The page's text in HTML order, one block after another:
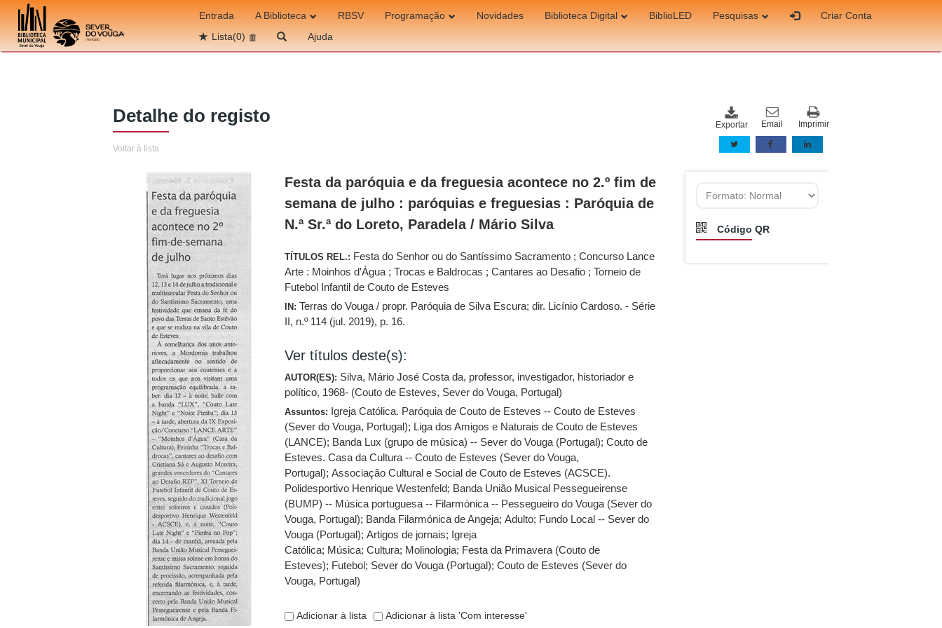
Ir para o conteúdo
Entrada A Biblioteca RBSV Programação Novidades Biblioteca Digital BiblioLED Pesquisas
Criar Conta
Lista(0) Ajuda
Detalhe do registo Imprimir
Email
Exportar
Voltar à lista
Festa da paróquia e da freguesia acontece no 2.º fim de
semana de julho : paróquias e freguesias : Paróquia de
N.ª Sr.ª do Loreto, Paradela / Mário Silva
TÍTULOS REL.: Festa do Senhor ou do Santíssimo Sacramento ; Concurso Lance
Arte : Moinhos d'Água ; Trocas e Baldrocas ; Cantares ao Desafio ; Torneio de
Futebol Infantil de Couto de Esteves
IN: Terras do Vouga / propr. Paróquia de Silva Escura; dir. Licínio Cardoso. - Série
II, n.º 114 (jul. 2019), p. 16.
Ver títulos deste(s):
AUTOR(ES): Silva, Mário José Costa da, professor, investigador, historiador e
político, 1968- (Couto de Esteves, Sever do Vouga, Portugal)
Assuntos: Igreja Católica. Paróquia de Couto de Esteves -- Couto de Esteves
(Sever do Vouga, Portugal); Liga dos Amigos e Naturais de Couto de Esteves
(LANCE); Banda Lux (grupo de música) -- Sever do Vouga (Portugal);Couto de
Esteves. Casa da Cultura -- Couto de Esteves (Sever do Vouga,
Portugal);Associação Cultural e Social de Couto de Esteves (ACSCE).
Polidesportivo Henrique Westenfeld; Banda União Musical Pessegueirense
(BUMP) -- Música portuguesa -- Filarmónica -- Pessegueiro do Vouga (Sever do
Vouga, Portugal); Banda Filarmónica de Angeja;Adulto; Fundo Local -- Sever do
Vouga (Portugal);Artigos de jornais; Igreja
Católica; Música;Cultura; Molinologia; Festa da Primavera (Couto de
Esteves); Futebol; Sever do Vouga (Portugal);Couto de Esteves (Sever do
Vouga, Portugal)
Adicionar à lista Adicionar à lista 'Com interesse'
Código QR